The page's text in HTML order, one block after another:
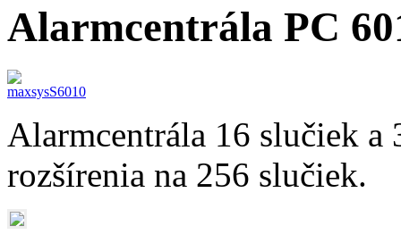
Alarmcentrála PC
Alarmcentrála 16 slučiek a
rozšírenia na 256 slučiek.